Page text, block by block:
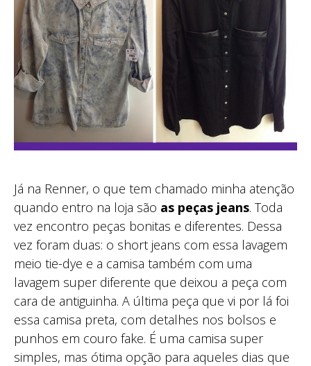
Já na Renner, o que tem chamado minha atenção
quando entro na loja são as peças jeans. Toda
vez encontro peças bonitas e diferentes. Dessa
vez foram duas: o short jeans com essa lavagem
meio tie-dye e a camisa também com uma
lavagem super diferente que deixou a peça com
cara de antiguinha. A última peça que vi por lá foi
essa camisa preta, com detalhes nos bolsos e
punhos em couro fake. É uma camisa super
simples, mas ótima opção para aqueles dias que